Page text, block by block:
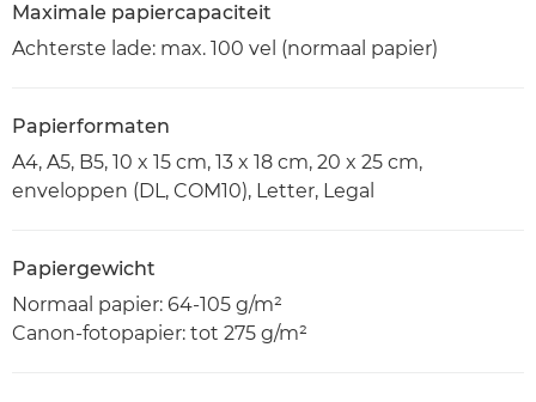
Maximale papiercapaciteit
Achterste lade: max. 100 vel (normaal papier)
Papierformaten
A4, A5, B5, 10 x 15 cm, 13 x 18 cm, 20 x 25 cm,
enveloppen (DL, COM10), Letter, Legal
Papiergewicht
Normaal papier: 64-105 g/m²
Canon-fotopapier: tot 275 g/m²